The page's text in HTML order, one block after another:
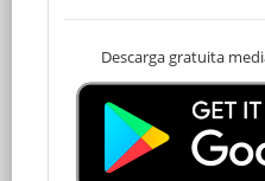
120 kms
5
Descarga gratuita